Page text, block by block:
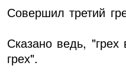
Совершил третий
Сказано ведь, "грех
грех".